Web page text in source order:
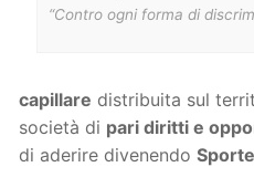
“Contro ogni forma di
capillare distribuita sul
società di pari diritti e
di aderire divenendo